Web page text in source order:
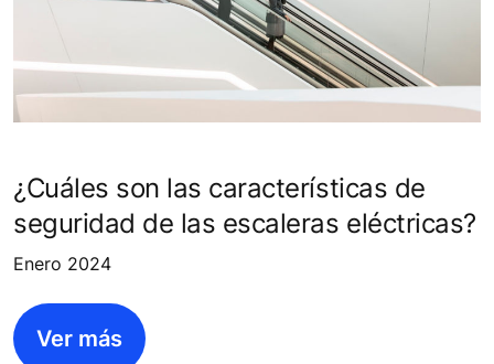
¿Cuáles son las características de
seguridad de las escaleras eléctricas?
Enero 2024
Ver más